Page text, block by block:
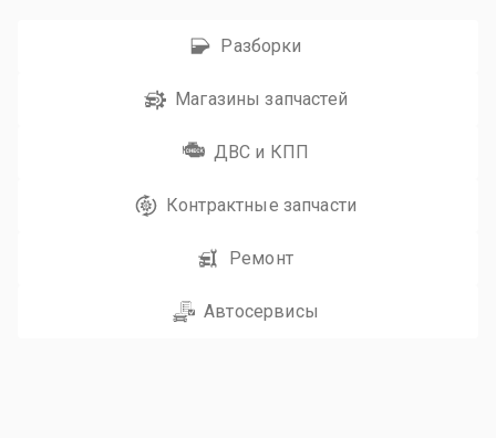
Разборки
Магазины запчастей
ДВС и КПП
Контрактные запчасти
Ремонт
Автосервисы